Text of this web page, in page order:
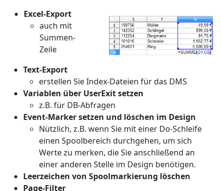
Excel-Export
auch mit
Summen-
Zeile
Text-Export
erstellen Sie Index-Dateien für das DMS
Variablen über UserExit setzen
z.B. für DB-Abfragen
Event-Marker setzen und löschen im Design
Nützlich, z.B. wenn Sie mit einer Do-Schleife
einen Spoolbereich durchgehen, um sich
Werte zu merken, die Sie anschließend an
einer anderen Stelle im Design benötigen.
Leerzeichen von Spoolmarkierung löschen
Page-Filter